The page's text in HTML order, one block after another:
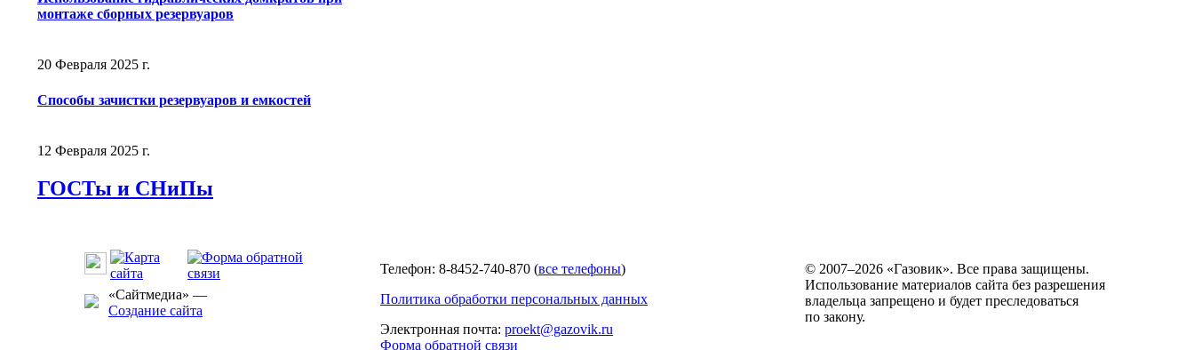
монтаже сборных резервуаров
20 Февраля 2025 г.
Способы зачистки резервуаров и емкостей
12 Февраля 2025 г.
ГОСТы и СНиПы
«Сайтмедиа» —
Создание сайта
Телефон: 8-8452-740-870 (все телефоны)
Политика обработки персональных данных
Электронная почта: proekt@gazovik.ru
Форма обратной связи
© 2007–2026 «Газовик». Все права защищены.
Использование материалов сайта без разрешения
владельца запрещено и будет преследоваться
по закону.